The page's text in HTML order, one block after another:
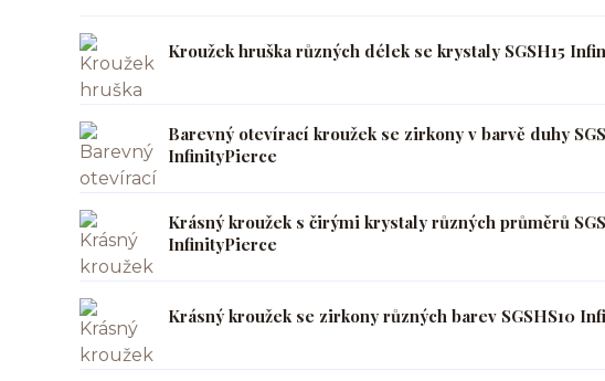
Kroužek hruška různých délek se krystaly SGSH15
Barevný otevírací kroužek se zirkony v barvě duhy
InfinityPierce
Krásný kroužek s čirými krystaly různých průměrů
InfinityPierce
Krásný kroužek se zirkony různých barev SGSHS10